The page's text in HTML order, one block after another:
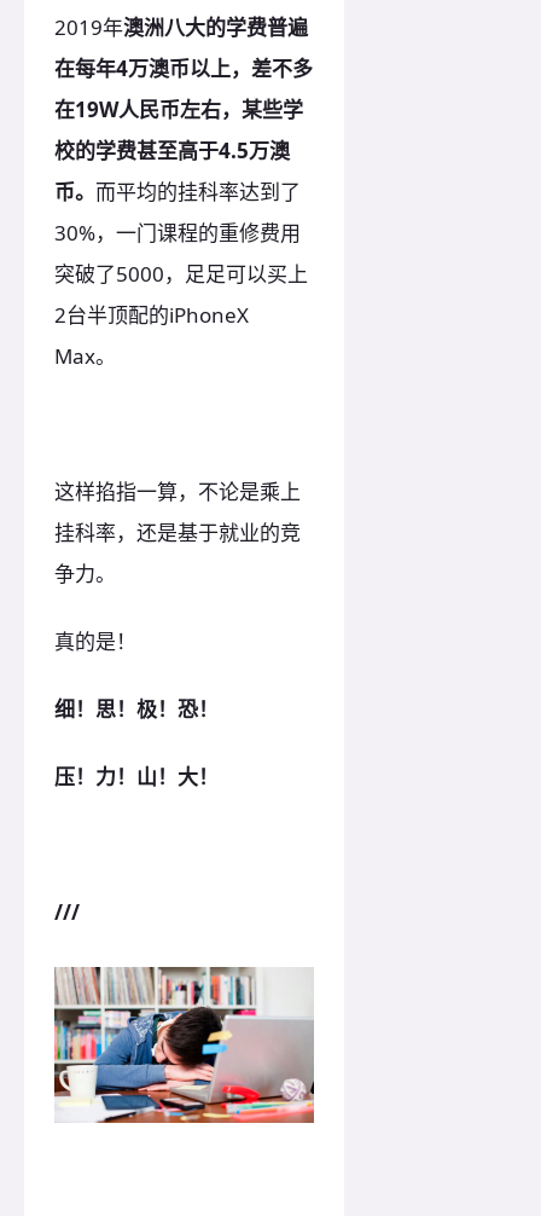
2019年澳洲八大的学费普遍
在每年4万澳币以上，差不多
在19W人民币左右，某些学
校的学费甚至高于4.5万澳
币。 而平均的挂科率达到了
30%，一门课程的重修费用
突破了5000，足足可以买上
2台半顶配的iPhoneX
Max。
这样掐指一算，不论是乘上
挂科率，还是基于就业的竞
争力。
真的是！
细！思！极！恐！
压！力！山！大！
///